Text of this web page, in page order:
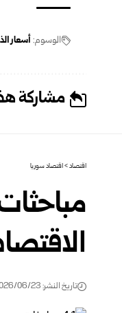
الوسوم: أسعار
مشاركة
اقتصاد>اقتصاد سوريا
تاريخ النشر: 2026/06/23 4:00 صباحًا